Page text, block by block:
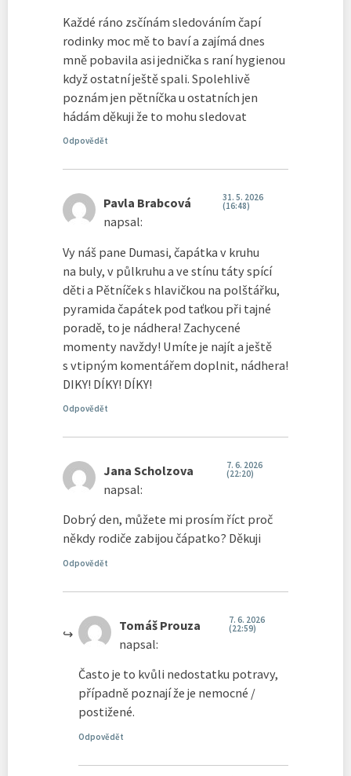
Každé ráno zsčínám sledováním čapí
rodinky moc mě to baví a zajímá dnes
mně pobavila asi jednička s raní hygienou
když ostatní ještě spali. Spolehlivě
poznám jen pětníčka u ostatních jen
hádám děkuji že to mohu sledovat
Odpovědět
Pavla Brabcová
napsal:
31. 5. 2026
(16:48)
Vy náš pane Dumasi, čapátka v kruhu
na buly, v půlkruhu a ve stínu táty spící
děti a Pětníček s hlavičkou na polštářku,
pyramida čapátek pod taťkou při tajné
poradě, to je nádhera! Zachycené
momenty navždy! Umíte je najít a ještě
s vtipným komentářem doplnit, nádhera!
DIKY! DÍKY! DÍKY!
Odpovědět
Jana Scholzova
napsal:
7. 6. 2026
(22:20)
Dobrý den, můžete mi prosím říct proč
někdy rodiče zabijou čápatko? Děkuji
Odpovědět
Tomáš Prouza
napsal:
7. 6. 2026
(22:59)
Často je to kvůli nedostatku potravy,
případně poznají že je nemocné /
postižené.
Odpovědět